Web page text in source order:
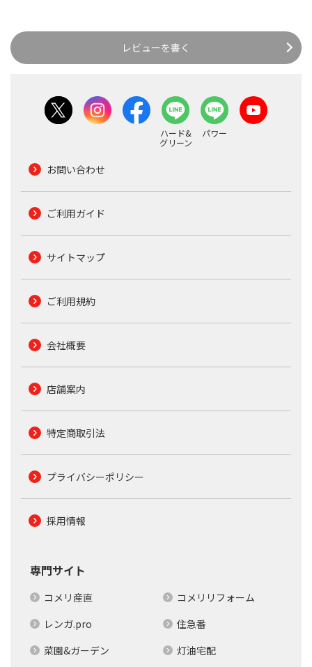
レビューを書く
ハード&
グリーン
パワー
お問い合わせ
ご利用ガイド
サイトマップ
ご利用規約
会社概要
店舗案内
特定商取引法
プライバシーポリシー
採用情報
専門サイト
コメリ産直
コメリリフォーム
レンガ.pro
住急番
菜園&ガーデン
灯油宅配